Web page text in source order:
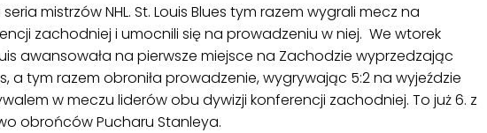
mistrzów NHL. St. Louis Blues tym razem wygrali mecz na
zachodniej i umocnili się na prowadzeniu w niej. We wtorek
awansowała na pierwsze miejsce na Zachodzie wyprzedzając
a tym razem obroniła prowadzenie, wygrywając 5:2 na wyjeździe
w meczu liderów obu dywizji konferencji zachodniej. To już 6. z
obrońców Pucharu Stanleya.